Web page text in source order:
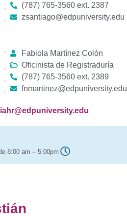
(787) 765-3560 ext. 2387
zsantiago@edpuniversity.edu
Fabiola Martínez Colón
Oficinista de Registraduría
(787) 765-3560 ext. 2389
fnmartinez@edpuniversity.edu
8:00 am – 5:00pm